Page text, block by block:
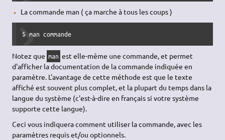
La commande man ( ça marche à tous les coups )
$ man commande
Notez que man est elle-même une commande, et permet
d'afficher la documentation de la commande indiquée en
paramètre. L'avantage de cette méthode est que le texte
affiché est souvent plus complet, et la plupart du temps dans la
langue du système (c'est-à-dire en français si votre système
supporte cette langue).
Ceci vous indiquera comment utiliser la commande, avec les
paramètres requis et/ou optionnels.